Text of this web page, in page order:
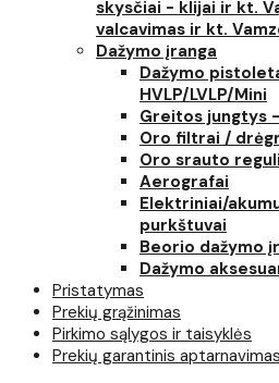
skysčiai - klijai ir kt.
valcavimas ir kt.
Dažymo įranga
Dažymo
HVLP/LVLP/Mini
Greitos jungtys
Oro filtrai /
Oro srauto
Aerografai
Elektriniai/
purkštuvai
Beorio dažymo
Dažymo
Pristatymas
Prekių grąžinimas
Pirkimo sąlygos ir taisyklės
Prekių garantinis aptarnavimas